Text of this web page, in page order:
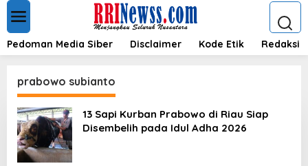
t
Pedoman Media Siber Disclaimer Kode Etik Redaksi
prabowo subianto
13 Sapi Kurban Prabowo di Riau Siap
Disembelih pada Idul Adha 2026